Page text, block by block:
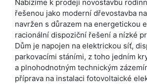
Nabízíme k prodeji novostavbu
řešenou jako moderní dřevostavba
navržen s důrazem na energetickou
racionální dispoziční řešení a nízké
Dům je napojen na elektrickou síť,
parkovacími stáními, z toho jedním
a plnohodnotným technickým
příprava na instalaci fotovoltaické